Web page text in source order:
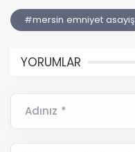
#mersin emniyet asayiş
YORUMLAR
Adınız *